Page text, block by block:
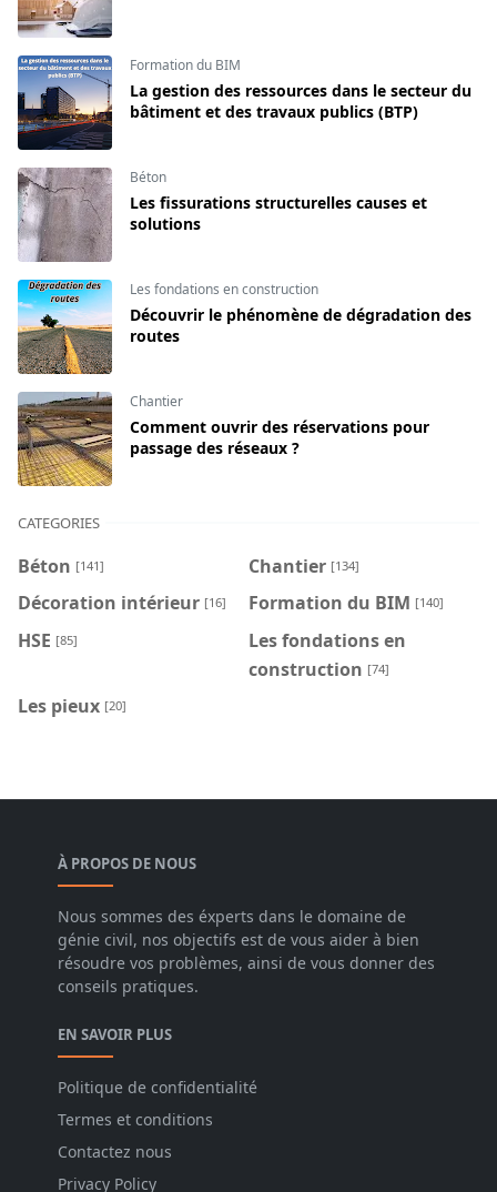
Formation du BIM
La gestion des ressources dans le secteur du
bâtiment et des travaux publics (BTP)
Béton
Les fissurations structurelles causes et
solutions
Les fondations en construction
Découvrir le phénomène de dégradation des
routes
Chantier
Comment ouvrir des réservations pour
passage des réseaux ?
CATEGORIES
Béton [141] Chantier [134]
Décoration intérieur [16] Formation du BIM [140]
HSE [85]
Les fondations en
construction [74]
Les pieux [20]
À PROPOS DE NOUS
Nous sommes des éxperts dans le domaine de
génie civil, nos objectifs est de vous aider à bien
résoudre vos problèmes, ainsi de vous donner des
conseils pratiques.
EN SAVOIR PLUS
Politique de confidentialité
Termes et conditions
Contactez nous
Privacy Policy